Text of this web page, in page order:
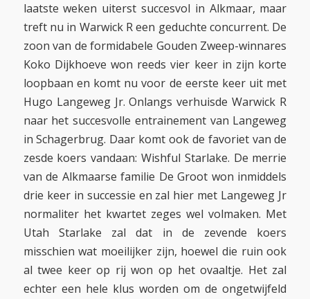
laatste weken uiterst succesvol in Alkmaar, maar
treft nu in Warwick R een geduchte concurrent. De
zoon van de formidabele Gouden Zweep-winnares
Koko Dijkhoeve won reeds vier keer in zijn korte
loopbaan en komt nu voor de eerste keer uit met
Hugo Langeweg Jr. Onlangs verhuisde Warwick R
naar het succesvolle entrainement van Langeweg
in Schagerbrug. Daar komt ook de favoriet van de
zesde koers vandaan: Wishful Starlake. De merrie
van de Alkmaarse familie De Groot won inmiddels
drie keer in successie en zal hier met Langeweg Jr
normaliter het kwartet zeges wel volmaken. Met
Utah Starlake zal dat in de zevende koers
misschien wat moeilijker zijn, hoewel die ruin ook
al twee keer op rij won op het ovaaltje. Het zal
echter een hele klus worden om de ongetwijfeld